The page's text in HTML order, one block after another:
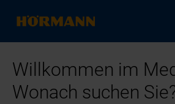
Willkommen im
Wonach suchen